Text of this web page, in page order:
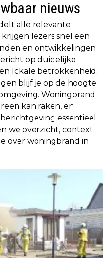
nieuws
alle relevante
lezers snel een
en ontwikkelingen
op duidelijke
lokale betrokkenheid.
blijf je op de hoogte
Woningbrand
kan raken, en
essentieel.
we overzicht, context
over woningbrand in